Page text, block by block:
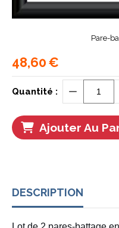
Pare-
48,60€
Quantité :
Ajouter Au
DESCRIPTION